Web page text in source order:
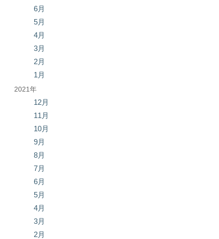
6月
5月
4月
3月
2月
1月
2021年
12月
11月
10月
9月
8月
7月
6月
5月
4月
3月
2月